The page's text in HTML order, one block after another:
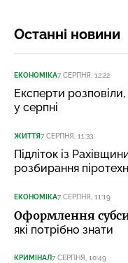
Останні новини
ЕКОНОМІКА7 СЕРПНЯ, 12:22
Експерти
у серпні
ЖИТТЯ7 СЕРПНЯ, 11:33
Підліток із
розбирання
ЕКОНОМІКА7 СЕРПНЯ, 11:19
Оформлення
які потрібно знати
КРИМІНАЛ7 СЕРПНЯ, 10:49